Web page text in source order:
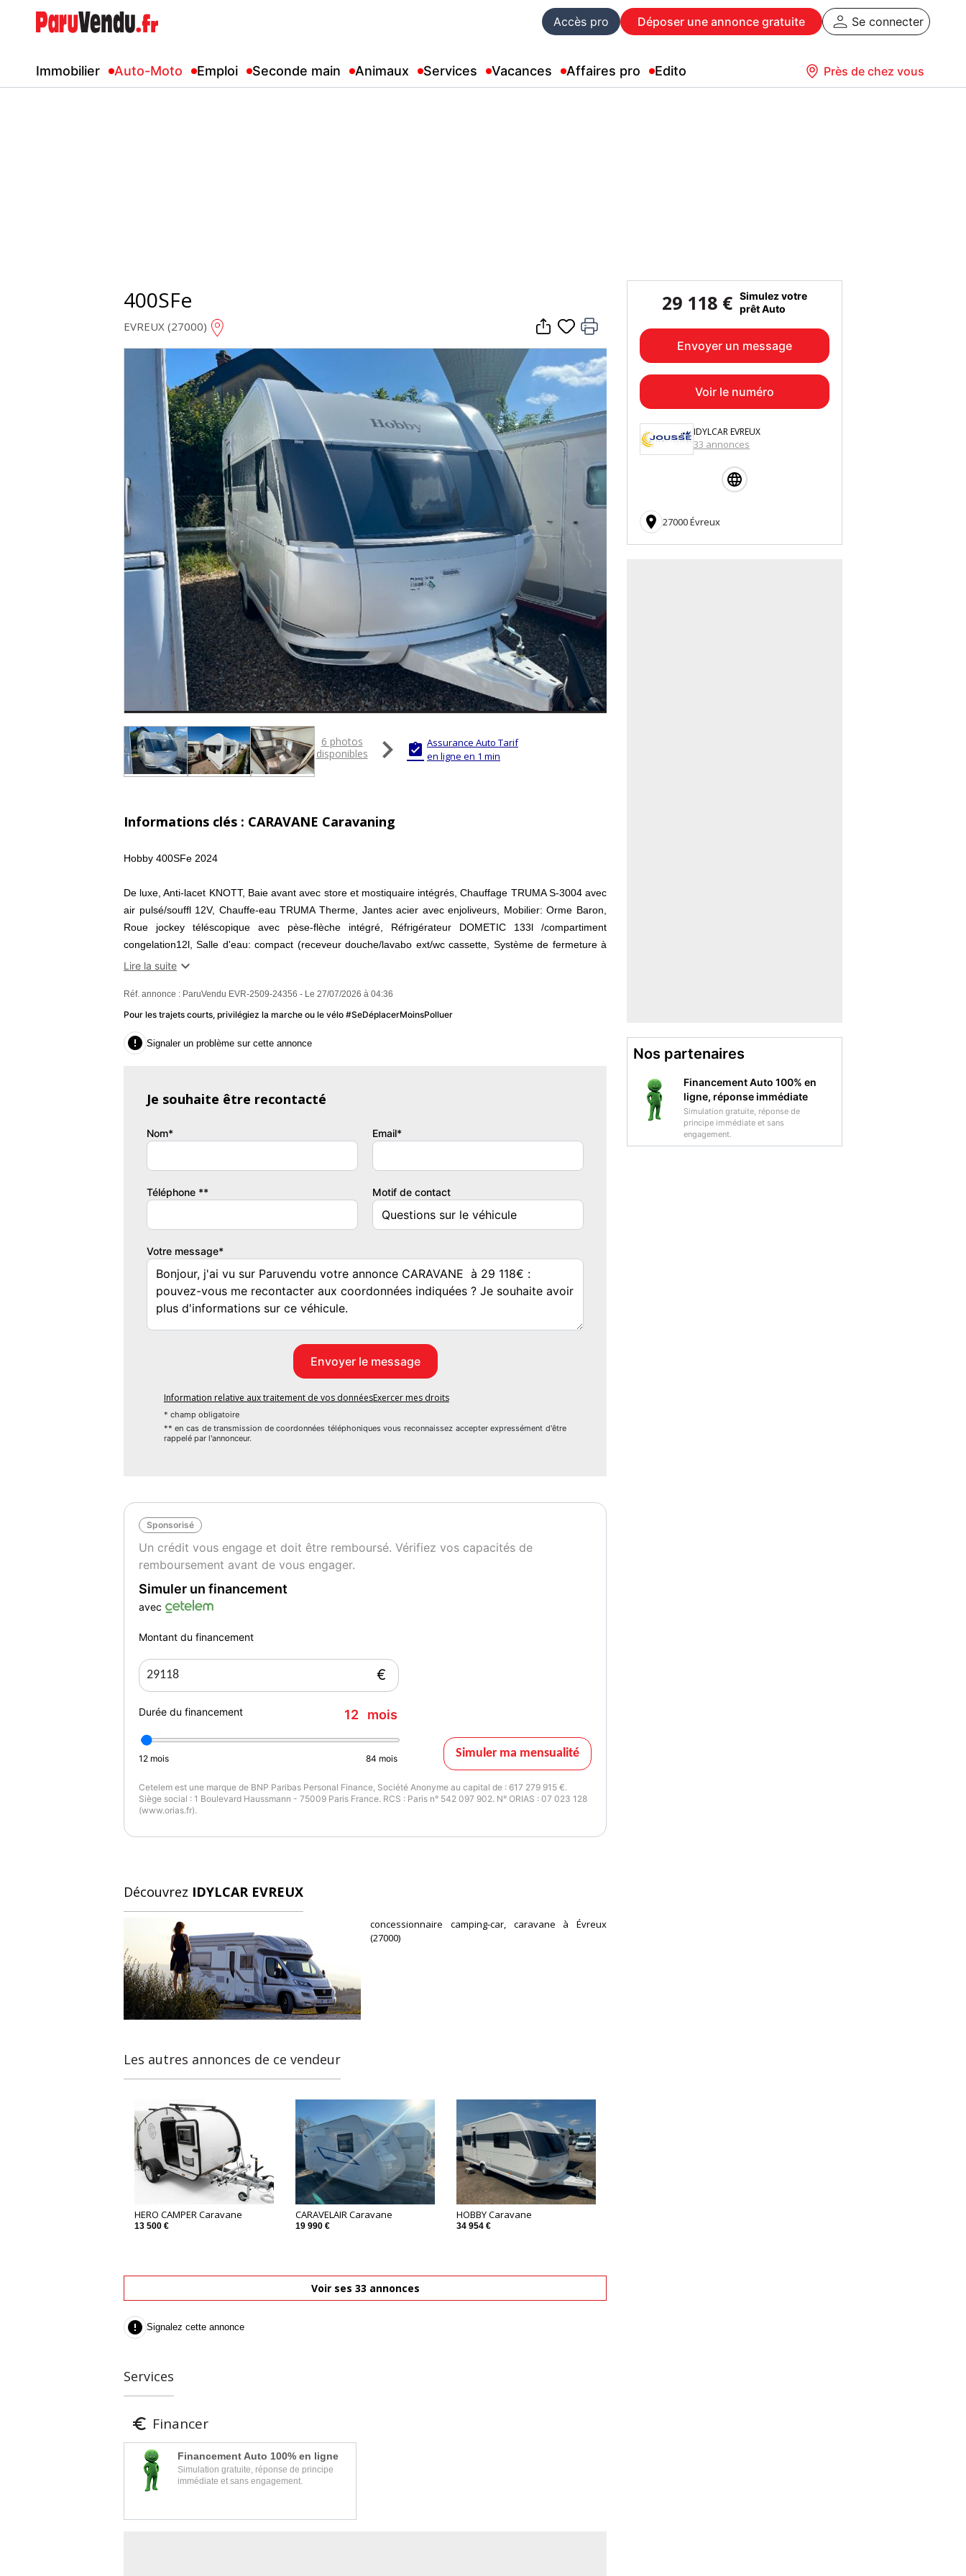
Accès pro Déposer une annonce gratuite Se connecter
Immobilier Auto-Moto Emploi Seconde main Animaux Services Vacances Affaires pro Edito Près de chez vous
400SFe
EVREUX (27000)
6 photos
disponibles
  Assurance Auto Tarif
en ligne en 1 min
Informations clés : CARAVANE Caravaning
Hobby 400SFe 2024
De luxe, Anti-lacet KNOTT, Baie avant avec store et mostiquaire intégrés, Chauffage TRUMA S-3004 avec
air pulsé/souffl 12V, Chauffe-eau TRUMA Therme, Jantes acier avec enjoliveurs, Mobilier: Orme Baron,
Roue jockey téléscopique avec pèse-flèche intégré, Réfrigérateur DOMETIC 133l /compartiment
congelation12l, Salle d'eau: compact (receveur douche/lavabo ext/wc cassette, Système de fermeture à
clé unique, Tableau de contrôle l'alimentation élect + indicateur contrl, TissuTuro
Caractéristiques :
- Type offre : Neuf
- Nombre de couchage mini : 3
- Nombre de couchage maxi : 3
- Hauteur : 2.63
Prix Année Nombre de places
Nombre de couchages
Lire la suite 
Réf. annonce : ParuVendu EVR-2509-24356 - Le 27/07/2026 à 04:36
Pour les trajets courts, privilégiez la marche ou le vélo #SeDéplacerMoinsPolluer
 Signaler un problème sur cette annonce
Je souhaite être recontacté
Nom* Email*
Téléphone ** Motif de contact
Votre message*
Information relative aux traitement de vos donnéesExercer mes droits
* champ obligatoire
** en cas de transmission de coordonnées téléphoniques vous reconnaissez accepter expressément d'être
rappelé par l'annonceur.
Sponsorisé
Un crédit vous engage et doit être remboursé. Vérifiez vos capacités de
remboursement avant de vous engager.
Simuler un financement
avec
Montant du financement
€
Durée du financement 12 mois
12 mois 84 mois Simuler ma mensualité
Cetelem est une marque de BNP Paribas Personal Finance, Société Anonyme au capital de : 617 279 915 €.
Siège social : 1 Boulevard Haussmann - 75009 Paris France. RCS : Paris n° 542 097 902. N° ORIAS : 07 023 128
(www.orias.fr).
Découvrez IDYLCAR EVREUX
concessionnaire camping-car, caravane à Évreux
(27000)
Les autres annonces de ce vendeur
HERO CAMPER Caravane
13 500 €
CARAVELAIR Caravane
19 990 €
HOBBY Caravane
34 954 €
Voir ses 33 annonces
 Signalez cette annonce
Services
 Financer
Financement Auto 100% en ligne
Simulation gratuite, réponse de principe
immédiate et sans engagement.
29 118 € Simulez votre
prêt Auto
Envoyer un message
Voir le numéro
IDYLCAR EVREUX
33 annonces
 27000 Évreux
Nos partenaires
Financement Auto 100% en
ligne, réponse immédiate
Simulation gratuite, réponse de
principe immédiate et sans
engagement.